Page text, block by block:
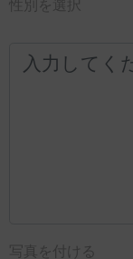
性別を選択
写真を付ける